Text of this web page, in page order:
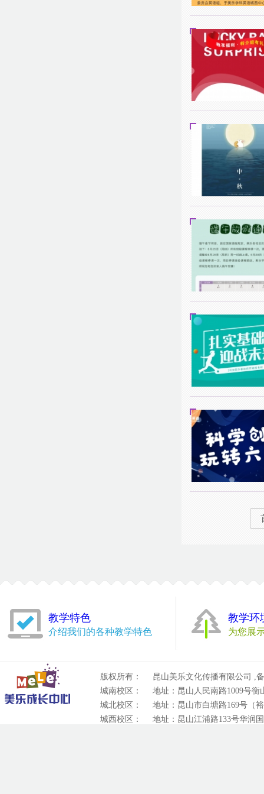
教学特色
介绍我们的各种教学特色
教学环
为您展
版权所有：
昆山美乐文化传播有限公司 ,
城南校区：
地址：昆山人民南路1009号衡
城北校区：
地址：昆山市白塘路169号（
城西校区：
地址：昆山江浦路133号华润